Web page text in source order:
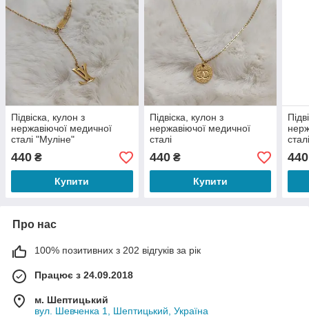
Підвіска, кулон з
нержавіючої медичної
сталі "Муліне"
440 ₴
Купити
Підвіска, кулон з
нержавіючої медичної
сталі
440₴
Купити
440
Про нас
100% позитивних з 202 відгуків за рік
Працює з 24.09.2018
м. Шептицький
вул. Шевченка 1, Шептицький, Україна